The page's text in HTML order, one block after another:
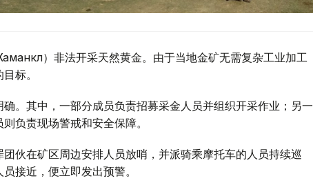
）非法开采天然黄金。由于当地金矿无需复杂工业加工
标。
。其中，一部分成员负责招募采金人员并组织开采作业；另一
负责现场警戒和安全保障。
伙在矿区周边安排人员放哨，并派骑乘摩托车的人员持续巡
接近，便立即发出预警。